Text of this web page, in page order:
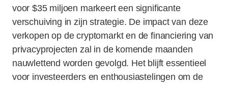
voor $35 miljoen markeert een significante
verschuiving in zijn strategie. De impact van deze
verkopen op de cryptomarkt en de financiering van
privacyprojecten zal in de komende maanden
nauwlettend worden gevolgd. Het blijft essentieel
voor investeerders en enthousiastelingen om de